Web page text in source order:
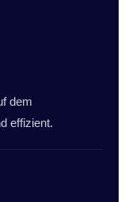
dem
effizient.